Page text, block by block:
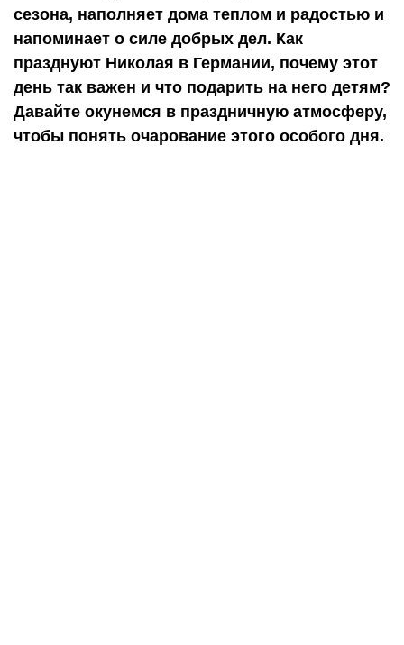
сезона, наполняет дома теплом и радостью и
напоминает о силе добрых дел. Как
празднуют Николая в Германии, почему этот
день так важен и что подарить на него детям?
Давайте окунемся в праздничную атмосферу,
чтобы понять очарование этого особого дня.